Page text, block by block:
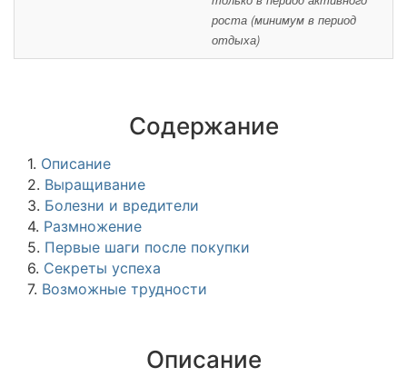
роста (минимум в период
отдыха)
Содержание
1. Описание
2. Выращивание
3. Болезни и вредители
4. Размножение
5. Первые шаги после покупки
6. Секреты успеха
7. Возможные трудности
Описание